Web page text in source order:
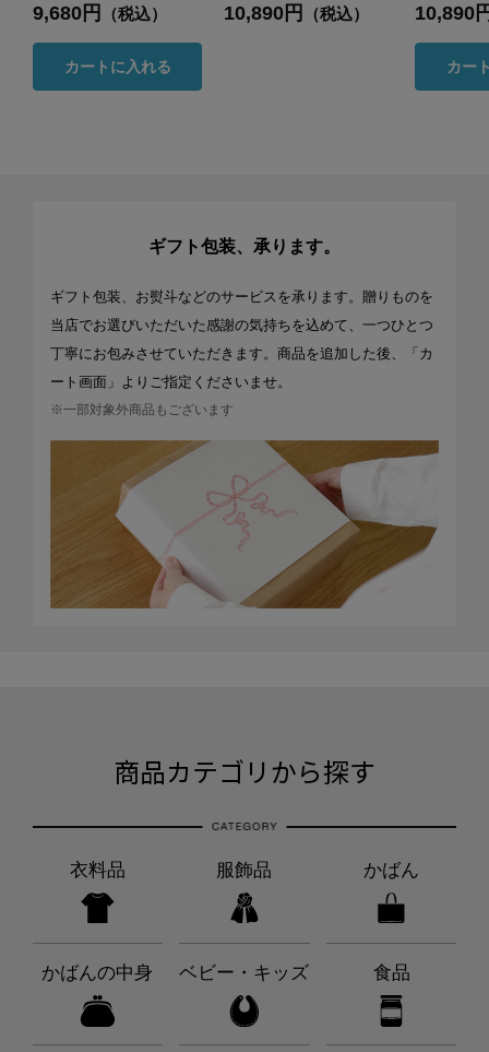
9,680円 （税込）
カートに入れる
10,890円 （税込） 10,890
カー
ギフト包装、承ります。
ギフト包装、お熨斗などのサービスを承ります。贈りものを
当店でお選びいただいた感謝の気持ちを込めて、一つひとつ
丁寧にお包みさせていただきます。商品を追加した後、「カ
ート画面」よりご指定くださいませ。
※一部対象外商品もございます
商品カテゴリから探す
衣料品 服飾品 かばん
かばんの中身 ベビー・キッズ 食品